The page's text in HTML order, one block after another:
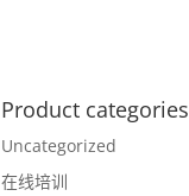
Product categories
Uncategorized
在线培训